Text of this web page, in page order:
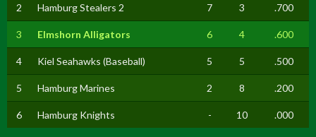
2 Hamburg Stealers 2 7 3 .700
3 Elmshorn Alligators 6 4 .600
4 Kiel Seahawks (Baseball) 5 5 .500
5 Hamburg Marines 2 8 .200
6 Hamburg Knights - 10 .000